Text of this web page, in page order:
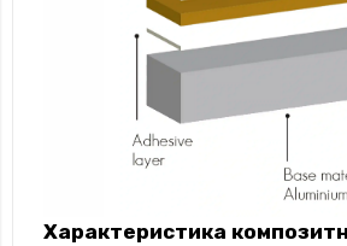
Характеристика